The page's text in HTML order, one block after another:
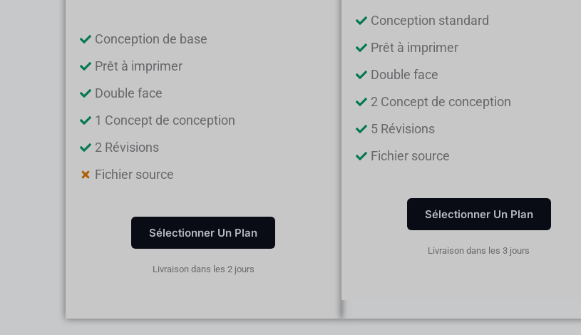
Conception de base
Prêt à imprimer
Double face
1 Concept de conception
2 Révisions
Fichier source
Sélectionner Un Plan
Livraison dans les 2 jours
Conception standard
Prêt à imprimer
Double face
2 Concept de conception
5 Révisions
Fichier source
Sélectionner Un Plan
Livraison dans les 3 jours